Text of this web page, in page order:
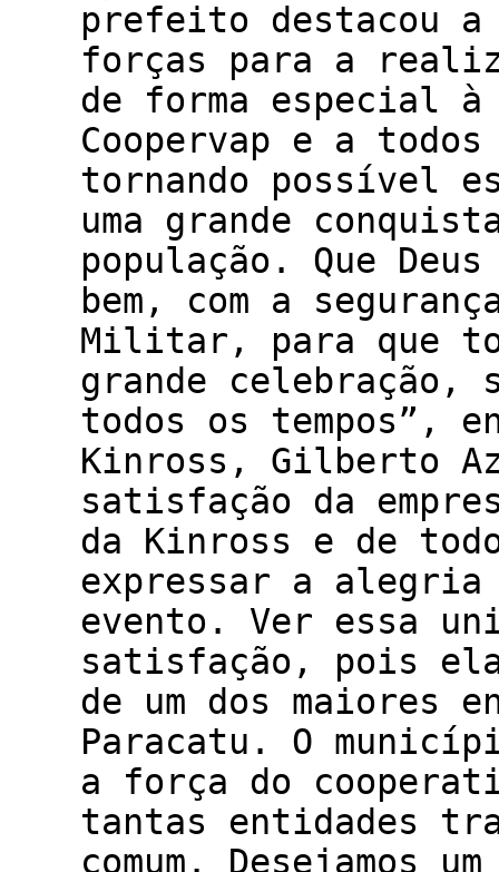
prefeito destacou a
forças para a
de forma especial
Coopervap e a
tornando possível
uma grande
população. Que
bem, com a
Militar, para que
grande celebração,
todos os tempos”,
Kinross, Gilberto
satisfação da
da Kinross e de
expressar a
evento. Ver essa
satisfação, pois
de um dos maiores
Paracatu. O
a força do
tantas entidades
comum. Desejamos